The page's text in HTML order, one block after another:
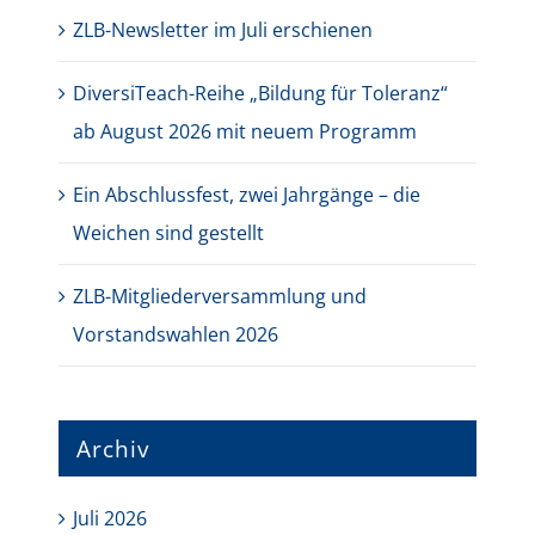
ZLB-Newsletter im Juli erschienen
DiversiTeach-Reihe „Bildung für Toleranz“
ab August 2026 mit neuem Programm
Ein Abschlussfest, zwei Jahrgänge – die
Weichen sind gestellt
ZLB-Mitgliederversammlung und
Vorstandswahlen 2026
Archiv
Juli 2026